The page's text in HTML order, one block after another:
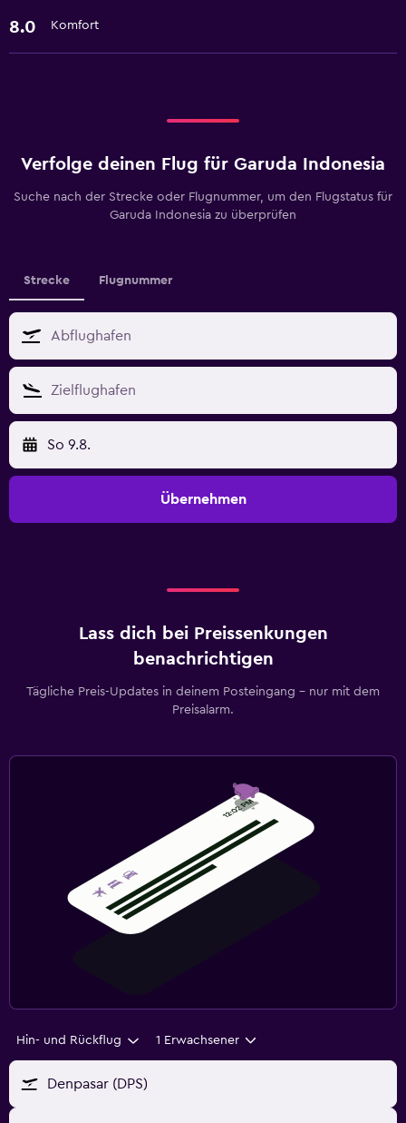
8.0
Komfort
Verfolge deinen Flug für Garuda Indonesia
Suche nach der Strecke oder Flugnummer, um den Flugstatus für
Garuda Indonesia zu überprüfen
Strecke Flugnummer
So 9.8.
Übernehmen
Lass dich bei Preissenkungen
benachrichtigen
Tägliche Preis-Updates in deinem Posteingang – nur mit dem
Preisalarm.
Hin- und Rückflug 1 Erwachsener
Denpasar (DPS)